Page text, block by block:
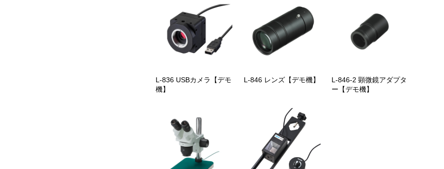
L-836 USBカメラ【デモ
機】
L-846 レンズ【デモ機】
L-846-2 顕微鏡アダプタ
ー【デモ機】